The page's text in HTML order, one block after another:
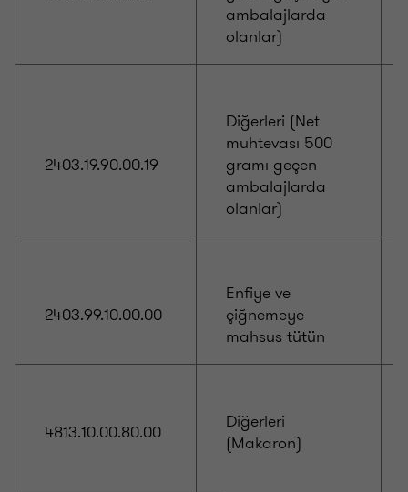
ambalajlarda
olanlar)
2403.19.90.00.19
Diğerleri (Net
muhtevası 500
gramı geçen
ambalajlarda
olanlar)
2403.99.10.00.00
Enfiye ve
çiğnemeye
mahsus tütün
4813.10.00.80.00
Diğerleri
(Makaron)